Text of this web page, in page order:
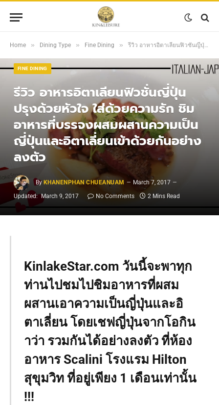
Home » Dining Type » Fine Dining » รีวิว อาหารอิตาเลียนฟิวชั่นญี่ปุ่น ปรุงด้วยหัวใจ ใส่ด้วยความรัก ชิมอาหารที่บรรจงผสมผสานความเป็นญี่ปุ่นและอิตาเลี่ยนเข้าด้วยกันอย่างลงตัว
FINE DINING
รีวิว อาหารอิตาเลียนฟิวชั่นญี่ปุ่น
ปรุงด้วยหัวใจ ใส่ด้วยความรัก ชิม
อาหารที่บรรจงผสมผสานความเป็น
ญี่ปุ่นและอิตาเลี่ยนเข้าด้วยกันอย่าง
ลงตัว
By KHANENPHAN CHUEANUAM
March 7, 2017
Updated: March 9, 2017 No Comments 2 Mins Read
KinlakeStar.com วันนี้จะพาทุก
ท่านไปชมไปชิมอาหารที่ผสม
ผสานเอาความเป็นญี่ปุ่นและอิ
ตาเลี่ยน โดยเชฟญี่ปุ่นจากโอกิน
าว่า รวมกันได้อย่างลงตัว ที่ห้อง
อาหาร Scalini โรงแรม Hilton
สุขุมวิท ที่อยู่เพียง 1 เดือนเท่านั้น
!!!